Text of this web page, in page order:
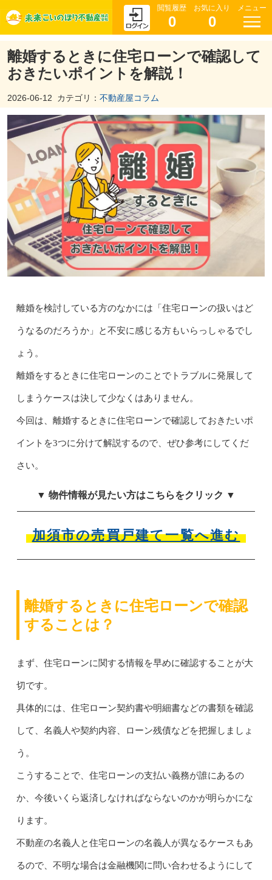
閲覧履歴
0
お気に入り
0
メニュー
離婚するときに住宅ローンで確認して
おきたいポイントを解説！
2026-06-12 カテゴリ： 不動産屋コラム
離婚を検討している方のなかには「住宅ローンの扱いはど
うなるのだろうか」と不安に感じる方もいらっしゃるでし
ょう。
離婚をするときに住宅ローンのことでトラブルに発展して
しまうケースは決して少なくはありません。
今回は、離婚するときに住宅ローンで確認しておきたいポ
イントを3つに分けて解説するので、ぜひ参考にしてくだ
さい。
▼ 物件情報が見たい方はこちらをクリック ▼
加須市の売買戸建て一覧へ進む
離婚するときに住宅ローンで確認
することは？
まず、住宅ローンに関する情報を早めに確認することが大
切です。
具体的には、住宅ローン契約書や明細書などの書類を確認
して、名義人や契約内容、ローン残債などを把握しましょ
う。
こうすることで、住宅ローンの支払い義務が誰にあるの
か、今後いくら返済しなければならないのかが明らかにな
ります。
不動産の名義人と住宅ローンの名義人が異なるケースもあ
るので、不明な場合は金融機関に問い合わせるようにして